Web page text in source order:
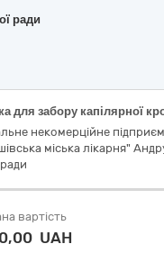
ради
некомерційне
міська лікарня"
ради
вартість
UAH